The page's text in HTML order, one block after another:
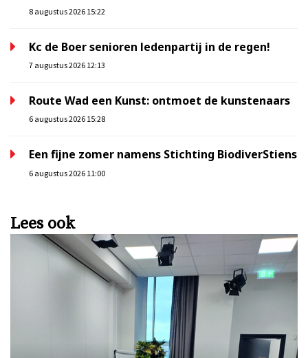
8 augustus 2026 15:22
Kc de Boer senioren ledenpartij in de regen!
7 augustus 2026 12:13
Route Wad een Kunst: ontmoet de kunstenaars
6 augustus 2026 15:28
Een fijne zomer namens Stichting BiodiverStiens
6 augustus 2026 11:00
Lees ook